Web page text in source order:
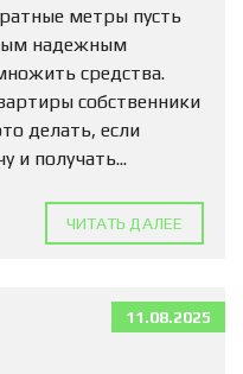
метры пусть
надежным
средства.
собственники
делать, если
и получать...
ЧИТАТЬ ДАЛЕЕ
11.08.2025